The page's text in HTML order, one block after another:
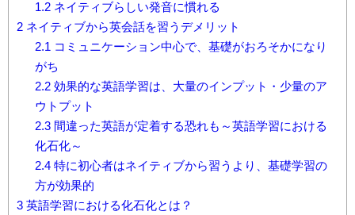
1.2ネイティブらしい発音に慣れる
2 ネイティブから英会話を習うデメリット
2.1 コミュニケーション中心で、基礎がおろそかになり
がち
2.2効果的な英語学習は、大量のインプット・少量のア
ウトプット
2.3間違った英語が定着する恐れも～英語学習における
化石化～
2.4特に初心者はネイティブから習うより、基礎学習の
方が効果的
3 英語学習における化石化とは？